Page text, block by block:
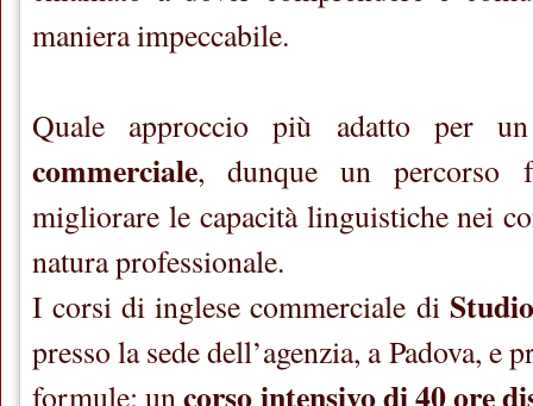
maniera impeccabile.
Quale approccio più adatto per
commerciale, dunque un percorso
migliorare le capacità linguistiche nei
natura professionale.
I corsi di inglese commerciale di
presso la sede dell’agenzia, a Padova, e
formule: uncorso intensivo di 40 ore